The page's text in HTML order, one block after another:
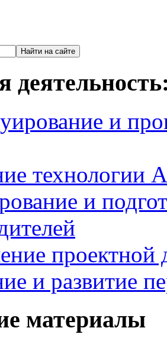
и
технологии
и
проектной
и развитие
материалы